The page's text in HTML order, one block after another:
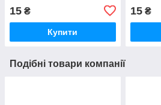
15 ₴
Купити
15₴
Подібні товари компанії